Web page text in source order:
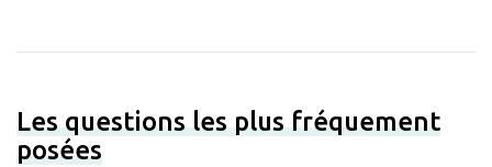
Les questions les plus fréquement
posées